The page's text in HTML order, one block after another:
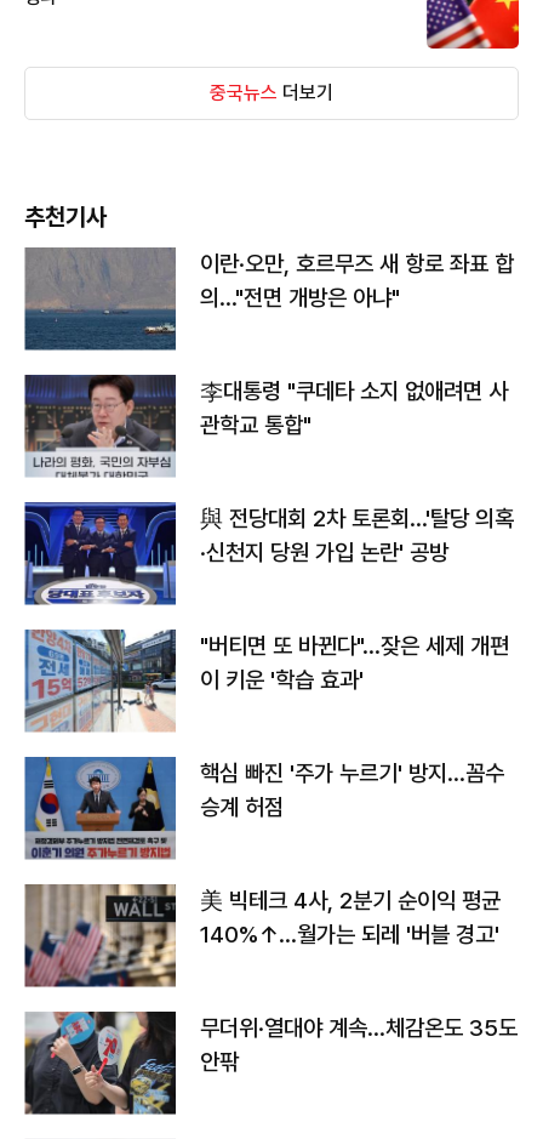
중국뉴스 더보기
추천기사
이란·오만, 호르무즈 새 항로 좌표 합
의…"전면 개방은 아냐"
李대통령 "쿠데타 소지 없애려면 사
관학교 통합"
與 전당대회 2차 토론회…'탈당 의혹
·신천지 당원 가입 논란' 공방
"버티면 또 바뀐다"…잦은 세제 개편
이 키운 '학습 효과'
핵심 빠진 '주가 누르기' 방지…꼼수
승계 허점
美 빅테크 4사, 2분기 순이익 평균
140%↑…월가는 되레 '버블 경고'
무더위·열대야 계속…체감온도 35도
안팎